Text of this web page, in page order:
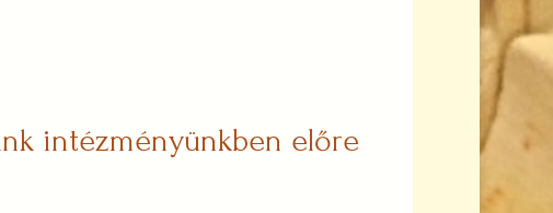
intézményünkben előre